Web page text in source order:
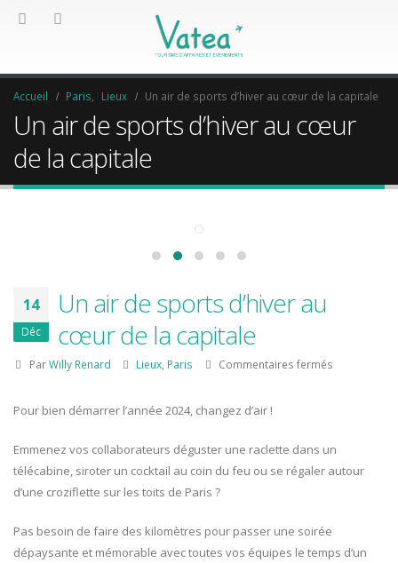
Accueil Paris Lieux Un air de sports d’hiver au cœur de la capitale
Un air de sports d’hiver au cœur
de la capitale
14
Déc
Un air de sports d’hiver au
cœur de la capitale
ParWilly Renard Lieux Paris Commentaires fermés
d’hiver
au
Pour bien démarrer l’année 2024, changez d’air !
Emmenez vos collaborateurs déguster une raclette dans un
télécabine, siroter un cocktail au coin du feu ou se régaler autour
d’une croziflette sur les toits de Paris ?
Pas besoin de faire des kilomètres pour passer une soirée
dépaysante et mémorable avec toutes vos équipes le temps d’un